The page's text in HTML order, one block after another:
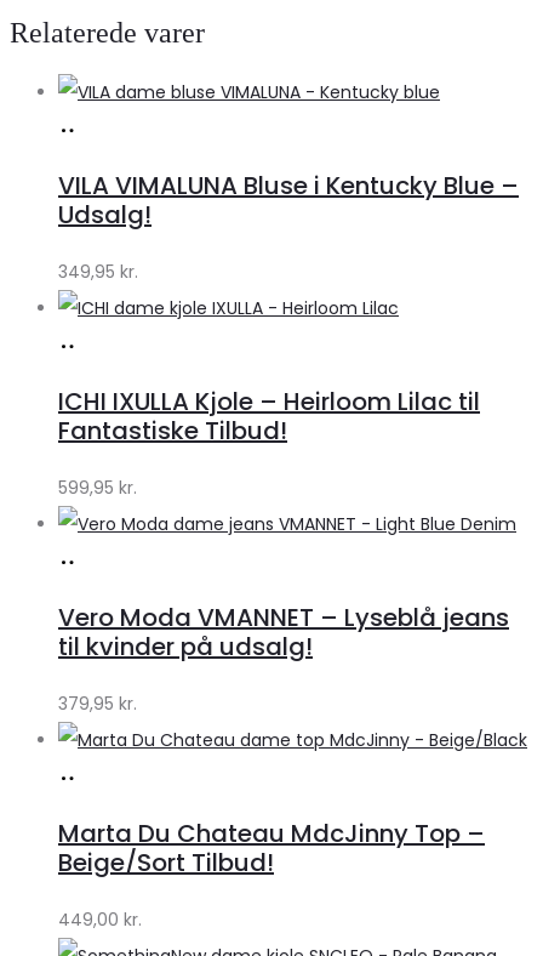
Relaterede varer
Klædeskabet.dk
VILA VIMALUNA Bluse i Kentucky Blue –
Udsalg!
349,95 kr.
Klædeskabet.dk
ICHI IXULLA Kjole – Heirloom Lilac til
Fantastiske Tilbud!
599,95 kr.
Klædeskabet.dk
Vero Moda VMANNET – Lyseblå jeans
til kvinder på udsalg!
379,95 kr.
Klædeskabet.dk
Marta Du Chateau MdcJinny Top –
Beige/Sort Tilbud!
449,00 kr.